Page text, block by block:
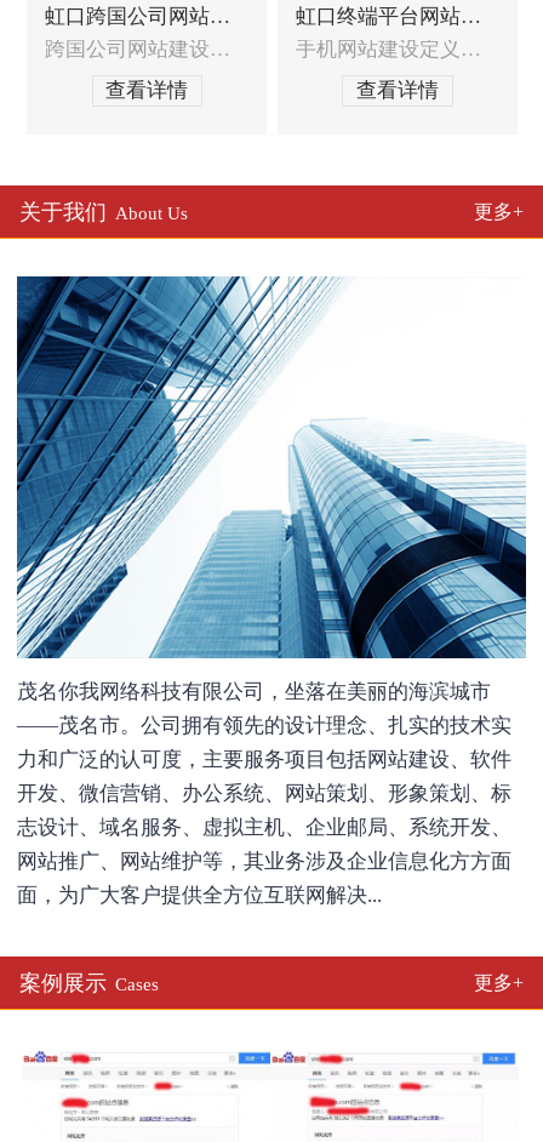
虹口跨国公司网站建设
跨国公司网站建设的特殊需求跨国公司网站需要收到全球战略的统一部署，如何达到全球战略与本地化服务的统一？跨国公司网站如何在全球统一界面风格定义的基础上符合中国本土用户的浏览习惯？跨国公司网站如何达到其他国家的标准和要求？如何处理跨国公司网站异地同步技术？跨国公司网站建设服务范围网站定位分析及建议，包含网站策划布局和结构，
查看详情
虹口终端平台网站建设
手机网站建设定义发展趋势随着手机用户日益增多，那么手机网站已经不仅仅局限于WAP，其表现形式基本已经接近互联网电脑站点，它的普及率也会越来越广泛。它真正实现了，方便、安全、快速等作用以及效果。移动终端及及移动网络环境（3G、WIFI等）的升级，使用手机查看网页和上网的人也会越来越多，应用也越来越广泛，手机网站建设领域将会为企业
查看详情
关于我们 About Us 更多+
茂名你我网络科技有限公司，坐落在美丽的海滨城市
——茂名市。公司拥有领先的设计理念、扎实的技术实
力和广泛的认可度，主要服务项目包括网站建设、软件
开发、微信营销、办公系统、网站策划、形象策划、标
志设计、域名服务、虚拟主机、企业邮局、系统开发、
网站推广、网站维护等，其业务涉及企业信息化方方面
面，为广大客户提供全方位互联网解决...
案例展示 Cases 更多+